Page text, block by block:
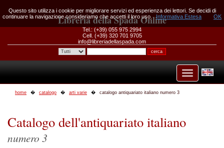
Libreria della Spada Online
Tel.: (+39) 055 975 2994
Cell. (+39) 320 701 9705
info@libreriadellaspada.com
home catalogo arti varie catalogo antiquariato italiano numero 3
Catalogo dell'antiquariato italiano
numero 3
Questo sito utilizza i cookie per migliorare servizi ed esperienza dei lettori. Se decidi di
continuare la navigazione consideriamo che accetti il loro uso.
Informativa Estesa OK